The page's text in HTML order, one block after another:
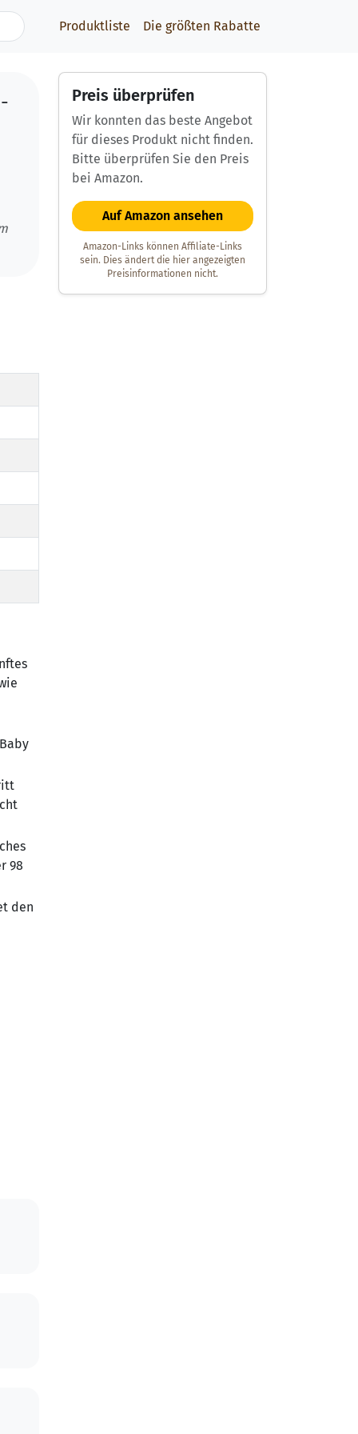
Produktliste Die größten Rabatte
98
den
Preis überprüfen
Wir konnten das beste Angebot
für dieses Produkt nicht finden.
Bitte überprüfen Sie den Preis
bei Amazon.
Auf Amazon ansehen
Amazon-Links können Affiliate-Links
sein. Dies ändert die hier angezeigten
Preisinformationen nicht.